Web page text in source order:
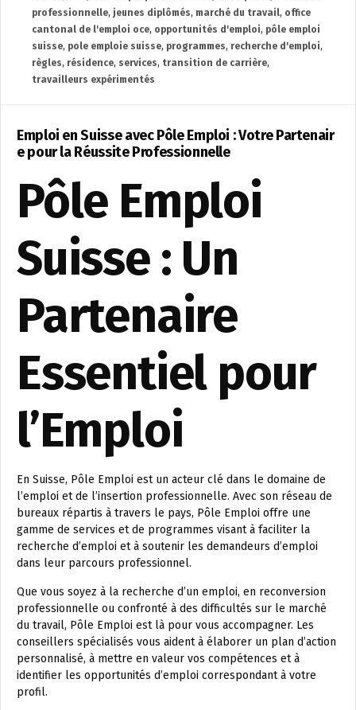
professionnelle, jeunes diplômés, marché du travail, office
cantonal de l'emploi oce, opportunités d'emploi, pôle emploi
suisse, pole emploie suisse, programmes, recherche d'emploi,
règles, résidence, services, transition de carrière,
travailleurs expérimentés
Emploi en Suisse avec Pôle Emploi : Votre Partenair
e pour la Réussite Professionnelle
Pôle Emploi
Suisse : Un
Partenaire
Essentiel pour
l’Emploi
En Suisse, Pôle Emploi est un acteur clé dans le domaine de
l’emploi et de l’insertion professionnelle. Avec son réseau de
bureaux répartis à travers le pays, Pôle Emploi offre une
gamme de services et de programmes visant à faciliter la
recherche d’emploi et à soutenir les demandeurs d’emploi
dans leur parcours professionnel.
Que vous soyez à la recherche d’un emploi, en reconversion
professionnelle ou confronté à des difficultés sur le marché
du travail, Pôle Emploi est là pour vous accompagner. Les
conseillers spécialisés vous aident à élaborer un plan d’action
personnalisé, à mettre en valeur vos compétences et à
identifier les opportunités d’emploi correspondant à votre
profil.